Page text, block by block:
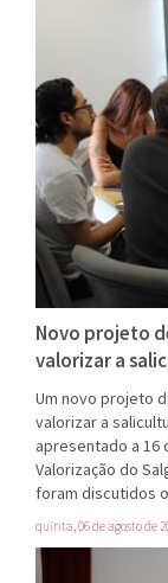
Novo projeto
valorizar a
Um novo projeto
valorizar a
apresentado a 16
Valorização do
foram discutidos
quinta, 06 de agosto de